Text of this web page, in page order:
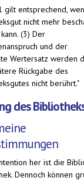
gilt entsprechend,
nicht mehr
(3) Der
und der
Wertersatz werden
Rückgabe des
nicht berührt."
des
her ist die
Dennoch können